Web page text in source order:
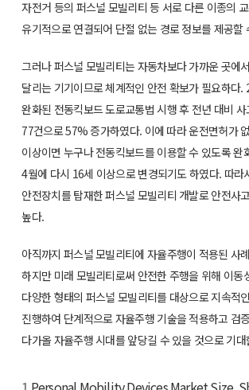
자전거 등의 퍼스널 모빌리티 등 서로 다른 이종의
유기적으로 연결되어 단절 없는 경로 정보를 제공할
그러나 퍼스널 모빌리티는 자동차보다 가까운 곳에
달리는 기기이므로 체계적인 안전 확보가 필요하다.
완화된 전동킥보드 도로교통법 시행 후 전년 대비
77건으로 57% 증가하였다. 이에 따라 운전면허가
이상이면 누구나 전동킥보드를 이용할 수 있도록 완
4월에 다시 16세 이상으로 변경되기도 하였다. 따라
안전장치를 탑재한 퍼스널 모빌리티 개발로 안전사
높다.
아직까지 퍼스널 모빌리티에 자율주행이 적용된 사
하지만 미래 모빌리티로써 안전한 주행을 위해 이동
다양한 형태의 퍼스널 모빌리티를 대상으로 지속적
진행하여 단계적으로 자율주행 기술을 적용하고 검
다가올 자율주행 시대를 앞당길 수 있을 것으로 기대